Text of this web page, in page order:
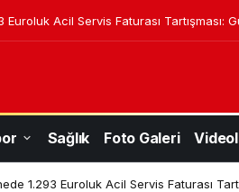
Acil Servis Faturası Tartışması:
Sağlık Foto Galeri
1.293 Euroluk Acil Servis Faturası